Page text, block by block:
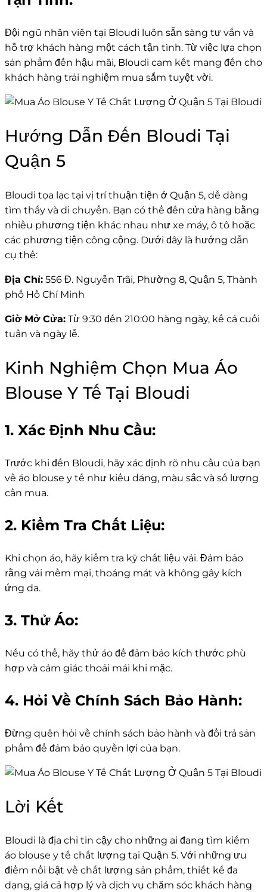
Đội ngũ nhân viên tại Bloudi luôn sẵn sàng tư vấn và
hỗ trợ khách hàng một cách tận tình. Từ việc lựa chọn
sản phẩm đến hậu mãi, Bloudi cam kết mang đến cho
khách hàng trải nghiệm mua sắm tuyệt vời.
Hướng Dẫn Đến Bloudi Tại
Quận 5
Bloudi tọa lạc tại vị trí thuận tiện ở Quận 5, dễ dàng
tìm thấy và di chuyển. Bạn có thể đến cửa hàng bằng
nhiều phương tiện khác nhau như xe máy, ô tô hoặc
các phương tiện công cộng. Dưới đây là hướng dẫn
cụ thể:
Địa Chỉ: 556 Đ. Nguyễn Trãi, Phường 8, Quận 5, Thành
phố Hồ Chí Minh
Giờ Mở Cửa: Từ 9:30 đến 210:00 hàng ngày, kể cả cuối
tuần và ngày lễ.
Kinh Nghiệm Chọn Mua Áo
Blouse Y Tế Tại Bloudi
1. Xác Định Nhu Cầu:
Trước khi đến Bloudi, hãy xác định rõ nhu cầu của bạn
về áo blouse y tế như kiểu dáng, màu sắc và số lượng
cần mua.
2. Kiểm Tra Chất Liệu:
Khi chọn áo, hãy kiểm tra kỹ chất liệu vải. Đảm bảo
rằng vải mềm mại, thoáng mát và không gây kích
ứng da.
3. Thử Áo:
Nếu có thể, hãy thử áo để đảm bảo kích thước phù
hợp và cảm giác thoải mái khi mặc.
4. Hỏi Về Chính Sách Bảo Hành:
Đừng quên hỏi về chính sách bảo hành và đổi trả sản
phẩm để đảm bảo quyền lợi của bạn.
Lời Kết
Bloudi là địa chỉ tin cậy cho những ai đang tìm kiếm
áo blouse y tế chất lượng tại Quận 5. Với những ưu
điểm nổi bật về chất lượng sản phẩm, thiết kế đa
dạng, giá cả hợp lý và dịch vụ chăm sóc khách hàng